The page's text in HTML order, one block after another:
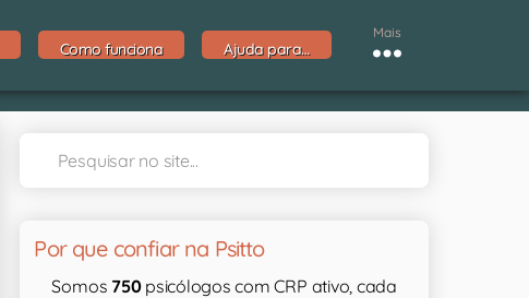
Como funciona Ajuda para…
Mais
Por que confiar na Psitto
Somos 750psicólogos com CRP ativo, cada